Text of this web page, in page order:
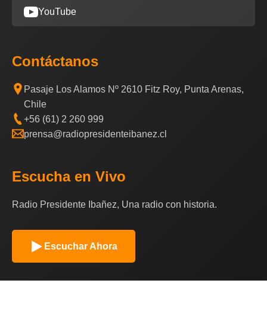
YouTube
Contáctanos
Pasaje Los Alamos Nº 2610 Fitz Roy, Punta Arenas,
Chile
+56 (61) 2 260 999
prensa@radiopresidenteibanez.cl
Escucha en Vivo
Radio Presidente Ibañez, Una radio con historia.
Escuchar Ahora